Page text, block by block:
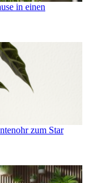
in einen
zum Star